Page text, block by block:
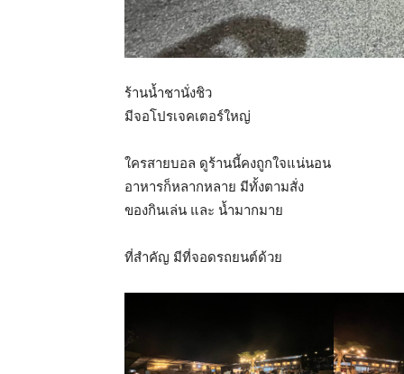
ร้านน้ำชานั่งชิว
มีจอโปรเจคเตอร์ใหญ่
ใครสายบอล ดูร้านนี้คงถูกใจแน่นอน
อาหารก็หลากหลาย มีทั้งตามสั่ง
ของกินเล่น และ น้ำมากมาย
ที่สำคัญ มีที่จอดรถยนต์ด้วย